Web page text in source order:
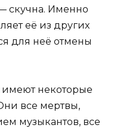
скучна. Именно
её из других
для неё отмены
имеют некоторые
все мертвы,
музыкантов, все